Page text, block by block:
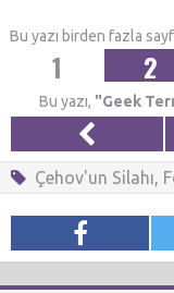
Bu yazı birden fazla
1 2
Bu yazı, "Geek
Çehov'un Silahı,